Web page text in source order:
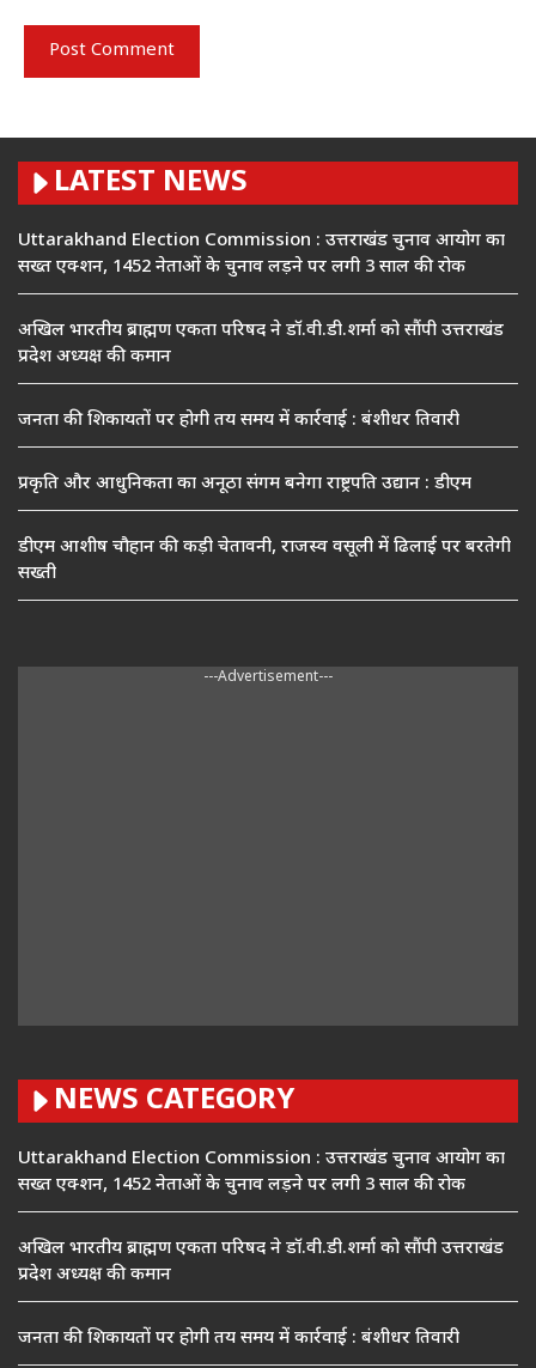
LATEST NEWS
Uttarakhand Election Commission : उत्तराखंड चुनाव आयोग का
सख्त एक्शन, 1452 नेताओं के चुनाव लड़ने पर लगी 3 साल की रोक
अखिल भारतीय ब्राह्मण एकता परिषद ने डॉ.वी.डी.शर्मा को सौंपी उत्तराखंड
प्रदेश अध्यक्ष की कमान
जनता की शिकायतों पर होगी तय समय में कार्रवाई : बंशीधर तिवारी
प्रकृति और आधुनिकता का अनूठा संगम बनेगा राष्ट्रपति उद्यान : डीएम
डीएम आशीष चौहान की कड़ी चेतावनी, राजस्व वसूली में ढिलाई पर बरतेगी
सख्ती
---Advertisement---
NEWS CATEGORY
Uttarakhand Election Commission : उत्तराखंड चुनाव आयोग का
सख्त एक्शन, 1452 नेताओं के चुनाव लड़ने पर लगी 3 साल की रोक
अखिल भारतीय ब्राह्मण एकता परिषद ने डॉ.वी.डी.शर्मा को सौंपी उत्तराखंड
प्रदेश अध्यक्ष की कमान
जनता की शिकायतों पर होगी तय समय में कार्रवाई : बंशीधर तिवारी